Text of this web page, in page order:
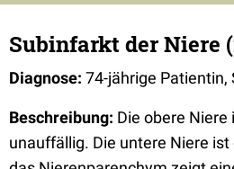
Subinfarkt der Niere
Diagnose: 74-jährige Patientin,
Beschreibung: Die obere
unauffällig. Die untere Niere